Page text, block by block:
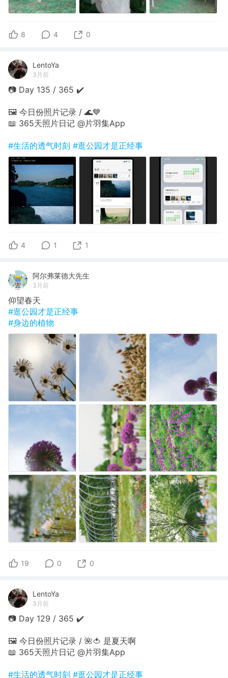
8 4 0
LentoYa
3月前
📷 Day 135 / 365 ✔️
🖼 今日份照片记录 / 🌊💙
📖 365天照片日记 @片羽集App
#生活的透气时刻 #逛公园才是正经事
4 1 1
阿尔弗莱德大先生
3月前
仰望春天
#逛公园才是正经事
#身边的植物
19 0 0
LentoYa
3月前
📷 Day 129 / 365 ✔️
🖼 今日份照片记录 / 🌺🍅 是夏天啊
📖 365天照片日记 @片羽集App
#生活的透气时刻 #逛公园才是正经事